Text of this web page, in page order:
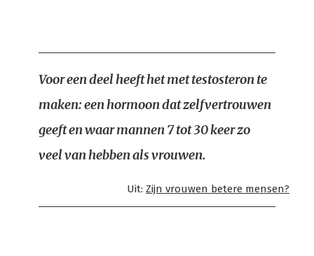
Voor een deel heeft het met testosteron te
maken: een hormoon dat zelfvertrouwen
geeft en waar mannen 7 tot 30 keer zo
veel van hebben als vrouwen.
Uit: Zijn vrouwen betere mensen?